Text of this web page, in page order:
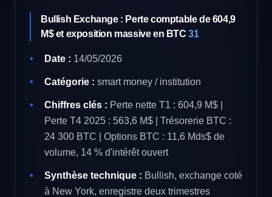
Bullish Exchange : Perte comptable de 604,9
M$ et exposition massive en BTC31
Date : 14/05/2026
Catégorie : smart money / institution
Chiffres clés : Perte nette T1 : 604,9 M$ |
Perte T4 2025 : 563,6 M$ | Trésorerie BTC :
24 300 BTC | Options BTC : 11,6 Mds$ de
volume, 14 % d'intérêt ouvert
Synthèse technique : Bullish, exchange coté
à New York, enregistre deux trimestres